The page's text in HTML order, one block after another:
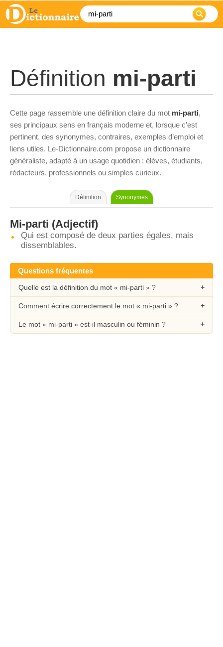
Définition mi-parti
Cette page rassemble une définition claire du mot mi-parti,
ses principaux sens en français moderne et, lorsque c’est
pertinent, des synonymes, contraires, exemples d’emploi et
liens utiles. Le-Dictionnaire.com propose un dictionnaire
généraliste, adapté à un usage quotidien : élèves, étudiants,
rédacteurs, professionnels ou simples curieux.
Définition Synonymes
Mi-parti (Adjectif)
Qui est composé de deux parties égales, mais
dissemblables.
Questions fréquentes
Quelle est la définition du mot « mi-parti » ?
Comment écrire correctement le mot « mi-parti » ?
Le mot « mi-parti » est-il masculin ou féminin ?